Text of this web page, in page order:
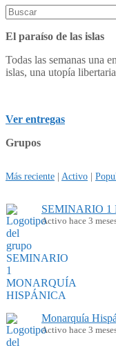
El paraíso de las islas
Todas las semanas una
islas, una utopía
Ver entregas
Grupos
Más reciente | Activo |
SEMINARIO
Activo hace 3
Monarquía
Activo hace 3